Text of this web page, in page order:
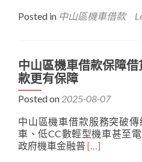
惠，
劃
從
更
活
about
中
機
車
款
利
息
讓
Posted in 中山區機車借款
中山區機車借款保障
款更有保障
Posted on 2025-08-07
中山區機車借款服務突破
車、低CC數輕型機車甚至
政府機車金融普Read
[…]